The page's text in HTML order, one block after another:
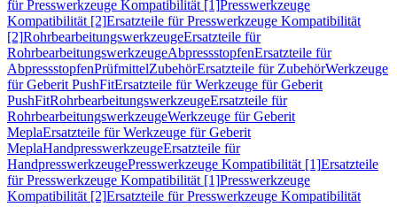
für Presswerkzeuge Kompatibilität [1]Presswerkzeuge
Kompatibilität [2]Ersatzteile für Presswerkzeuge Kompatibilität
[2]RohrbearbeitungswerkzeugeErsatzteile für
RohrbearbeitungswerkzeugeAbpressstopfenErsatzteile für
AbpressstopfenPrüfmittelZubehörErsatzteile für ZubehörWerkzeuge
für Geberit PushFitErsatzteile für Werkzeuge für Geberit
PushFitRohrbearbeitungswerkzeugeErsatzteile für
RohrbearbeitungswerkzeugeWerkzeuge für Geberit
MeplaErsatzteile für Werkzeuge für Geberit
MeplaHandpresswerkzeugeErsatzteile für
HandpresswerkzeugePresswerkzeuge Kompatibilität [1]Ersatzteile
für Presswerkzeuge Kompatibilität [1]Presswerkzeuge
Kompatibilität [2]Ersatzteile für Presswerkzeuge Kompatibilität